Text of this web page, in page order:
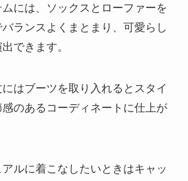
には、ソックスとローファーを
ランスよくまとまり、可愛らし
できます。
はブーツを取り入れるとスタイ
感のあるコーディネートに仕上が
ルに着こなしたいときはキャッ